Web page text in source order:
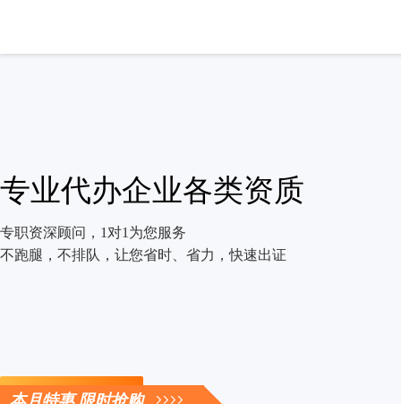
专业代办企业各类资质
专职资深顾问，1对1为您服务
不跑腿，不排队，让您省时、省力，快速出证
立即咨询
本月特惠 限时抢购